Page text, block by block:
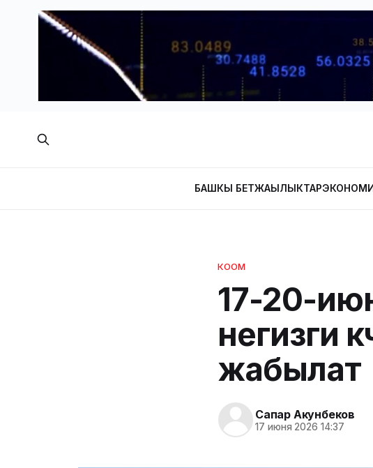
БАШКЫ БЕТЖАҢЫЛЫКТАР
КООМ
17-20-
негизги
жабылат
Сапар Акунбеков
17 июня 2026 14:37